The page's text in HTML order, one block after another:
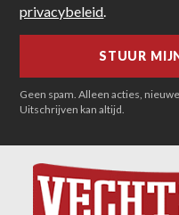
privacybeleid
Geen spam. Alleen acties,
Uitschrijven kan altijd.